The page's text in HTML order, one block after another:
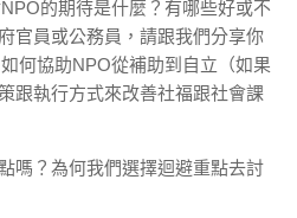
的期待是什麼？有哪些好或不
官員或公務員，請跟我們分享你
何協助NPO從補助到自立（如果
跟執行方式來改善社福跟社會課
嗎？為何我們選擇迴避重點去討